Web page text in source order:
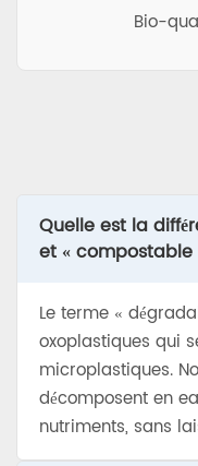
Bio-
Quelle est la
et « compostable
Le terme «
oxoplastiques qui
microplastiques.
décomposent en
nutriments, sans